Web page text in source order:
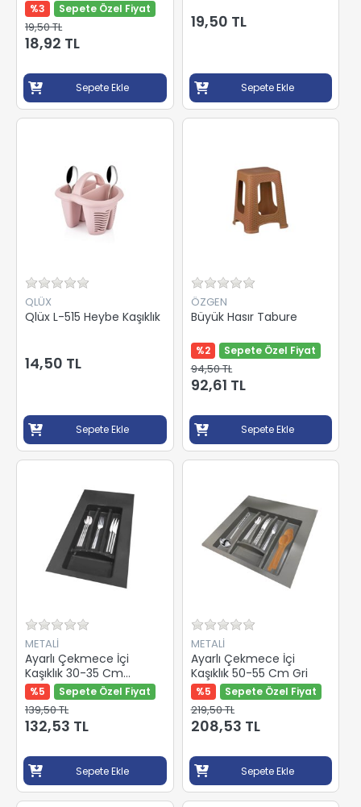
%3 Sepete Özel Fiyat
19,50 TL
18,92 TL
Sepete Ekle
19,50 TL
Sepete Ekle
QLÜX
Qlüx L-515 Heybe Kaşıklık
14,50 TL
Sepete Ekle
ÖZGEN
Büyük Hasır Tabure
%2 Sepete Özel Fiyat
94,50 TL
92,61 TL
Sepete Ekle
METALİ
Ayarlı Çekmece İçi
Kaşıklık 30-35 Cm
Antrasit
%5 Sepete Özel Fiyat
139,50 TL
132,53 TL
Sepete Ekle
METALİ
Ayarlı Çekmece İçi
Kaşıklık 50-55 Cm Gri
%5 Sepete Özel Fiyat
219,50 TL
208,53 TL
Sepete Ekle